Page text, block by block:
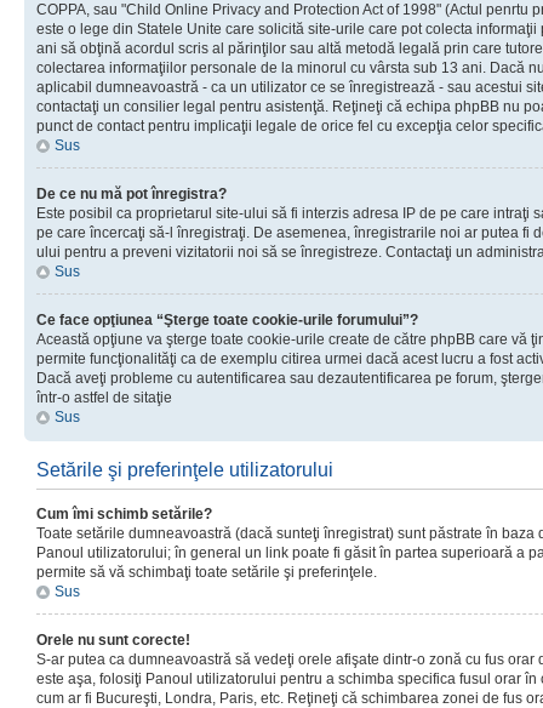
COPPA, sau "Child Online Privacy and Protection Act of 1998" (Actul penrtu
este o lege din Statele Unite care solicită site-urile care pot colecta
ani să obţină acordul scris al părinţilor sau altă metodă legală prin care
colectarea informaţiilor personale de la minorul cu vârsta sub 13 ani. Dacă
aplicabil dumneavoastră - ca un utilizator ce se înregistrează - sau acestui
contactaţi un consilier legal pentru asistenţă. Reţineţi că echipa phpBB nu
punct de contact pentru implicaţii legale de orice fel cu excepţia celor
Sus
De ce nu mă pot înregistra?
Este posibil ca proprietarul site-ului să fi interzis adresa IP de pe care intraţi
pe care încercaţi să-l înregistraţi. De asemenea, înregistrarile noi ar putea fi
ului pentru a preveni vizitatorii noi să se înregistreze. Contactaţi un
Sus
Ce face opţiunea “Şterge toate cookie-urile forumului”?
Această opţiune va şterge toate cookie-urile create de către phpBB care vă
permite funcţionalităţi ca de exemplu citirea urmei dacă acest lucru a fost
Dacă aveţi probleme cu autentificarea sau dezautentificarea pe forum,
într-o astfel de sitaţie
Sus
Setările şi preferinţele utilizatorului
Cum îmi schimb setările?
Toate setările dumneavoastră (dacă sunteţi înregistrat) sunt păstrate în baza
Panoul utilizatorului; în general un link poate fi găsit în partea superioară a
permite să vă schimbaţi toate setările şi preferinţele.
Sus
Orele nu sunt corecte!
S-ar putea ca dumneavoastră să vedeţi orele afişate dintr-o zonă cu fus orar
este aşa, folosiţi Panoul utilizatorului pentru a schimba specifica fusul orar
cum ar fi Bucureşti, Londra, Paris, etc. Reţineţi că schimbarea zonei de fus